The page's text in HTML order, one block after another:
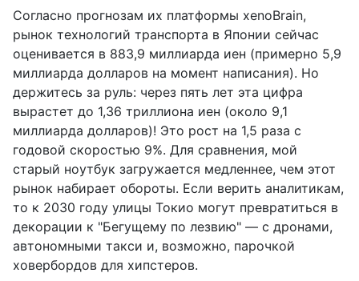
Согласно прогнозам их платформы xenoBrain,
рынок технологий транспорта в Японии сейчас
оценивается в 883,9 миллиарда иен (примерно 5,9
миллиарда долларов на момент написания). Но
держитесь за руль: через пять лет эта цифра
вырастет до 1,36 триллиона иен (около 9,1
миллиарда долларов)! Это рост на 1,5 раза с
годовой скоростью 9%. Для сравнения, мой
старый ноутбук загружается медленнее, чем этот
рынок набирает обороты. Если верить аналитикам,
то к 2030 году улицы Токио могут превратиться в
декорации к "Бегущему по лезвию" — с дронами,
автономными такси и, возможно, парочкой
ховербордов для хипстеров.